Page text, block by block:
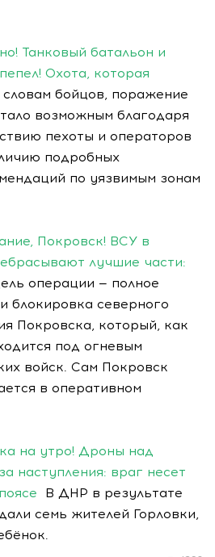
Танковый батальон и
Охота, которая
бойцов, поражение
возможным благодаря
пехоты и операторов
подробных
по уязвимым зонам
Покровск! ВСУ в
лучшие части:
операции — полное
блокировка северного
Покровска, который, как
под огневым
войск. Сам Покровск
в оперативном
на утро! Дроны над
наступления: враг несет
В ДНР в результате
семь жителей Горловки,